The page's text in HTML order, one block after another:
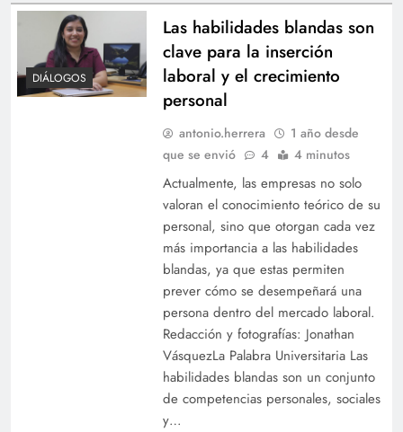
DIÁLOGOS
Las habilidades blandas son
clave para la inserción
laboral y el crecimiento
personal
antonio.herrera
1 año desde
que se envió
4 4 minutos
Actualmente, las empresas no solo
valoran el conocimiento teórico de su
personal, sino que otorgan cada vez
más importancia a las habilidades
blandas, ya que estas permiten
prever cómo se desempeñará una
persona dentro del mercado laboral.
Redacción y fotografías: Jonathan
VásquezLa Palabra Universitaria Las
habilidades blandas son un conjunto
de competencias personales, sociales
y…